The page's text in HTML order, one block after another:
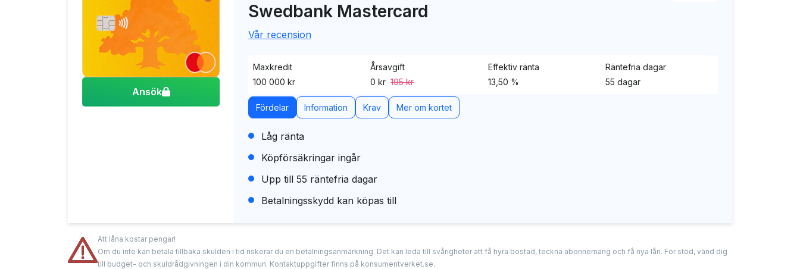
Ansök
Swedbank Mastercard
Vår recension
Maxkredit
100 000 kr
Årsavgift
0 kr 195 kr
Effektiv ränta
13,50 %
Räntefria dagar
55 dagar
Fördelar Information Krav Mer om kortet
Låg ränta
Köpförsäkringar ingår
Upp till 55 räntefria dagar
Betalningsskydd kan köpas till
Att låna kostar pengar!
Om du inte kan betala tillbaka skulden i tid riskerar du en betalningsanmärkning. Det kan leda till svårigheter att få hyra bostad, teckna abonnemang och få nya lån. För stöd, vänd dig
till budget- och skuldrådgivningen i din kommun. Kontaktuppgifter finns på konsumentverket.se.